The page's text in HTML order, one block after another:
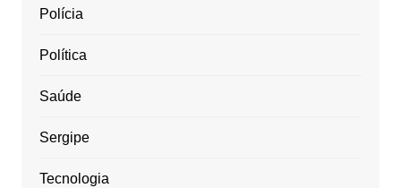
Polícia
Política
Saúde
Sergipe
Tecnologia